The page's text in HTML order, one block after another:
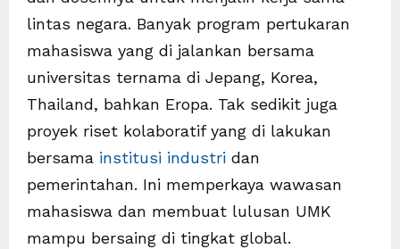
lintas negara. Banyak program pertukaran
mahasiswa yang di jalankan bersama
universitas ternama di Jepang, Korea,
Thailand, bahkan Eropa. Tak sedikit juga
proyek riset kolaboratif yang di lakukan
bersama institusi industri dan
pemerintahan. Ini memperkaya wawasan
mahasiswa dan membuat lulusan UMK
mampu bersaing di tingkat global.